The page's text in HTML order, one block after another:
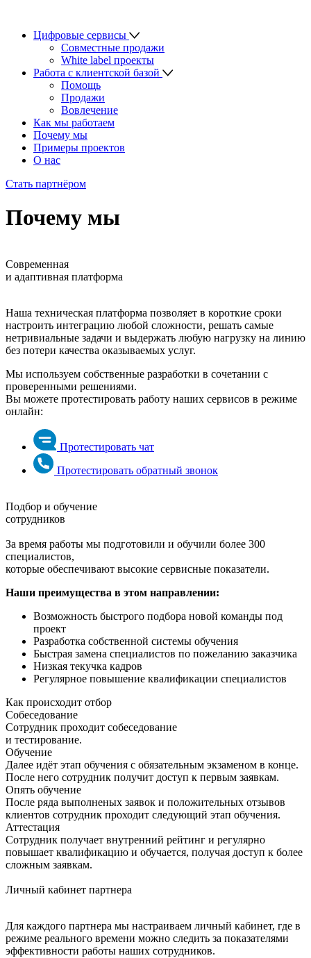
Цифровые сервисы
Совместные продажи
White label проекты
Работа с клиентской базой
Помощь
Продажи
Вовлечение
Как мы работаем
Почему мы
Примеры проектов
О нас
Стать партнёром
Почему мы
Современная
и адаптивная платформа
Наша техническая платформа позволяет в короткие сроки
настроить интеграцию любой сложности, решать самые
нетривиальные задачи и выдержать любую нагрузку на линию
без потери качества оказываемых услуг.
Мы используем собственные разработки в сочетании с
проверенными решениями.
Вы можете протестировать работу наших сервисов в режиме
онлайн:
Протестировать чат
Протестировать обратный звонок
Подбор и обучение
сотрудников
За время работы мы подготовили и обучили более 300
специалистов,
которые обеспечивают высокие сервисные показатели.
Наши преимущества в этом направлении:
Возможность быстрого подбора новой команды под
проект
Разработка собственной системы обучения
Быстрая замена специалистов по пожеланию заказчика
Низкая текучка кадров
Регулярное повышение квалификации специалистов
Как происходит отбор
Собеседование
Сотрудник проходит собеседование
и тестирование.
Обучение
Далее идёт этап обучения с обязательным экзаменом в конце.
После него сотрудник получит доступ к первым заявкам.
Опять обучение
После ряда выполненых заявок и положительных отзывов
клиентов сотрудник проходит следующий этап обучения.
Аттестация
Сотрудник получает внутренний рейтинг и регулярно
повышает квалификацию и обучается, получая доступ к более
сложным заявкам.
Личный кабинет партнера
Для каждого партнера мы настраиваем личный кабинет, где в
режиме реального времени можно следить за показателями
эффективности работы наших сотрудников.